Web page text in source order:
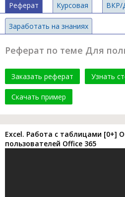
Реферат Курсовая ВКР/
Заработать на знаниях
Реферат по теме Для
Заказать реферат Узнать
Скачать пример
Excel. Работа с таблицами [0+]
пользователей Office 365